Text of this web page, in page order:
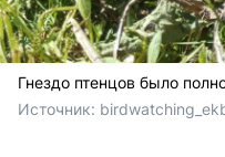
Гнездо птенцов было
Источник: